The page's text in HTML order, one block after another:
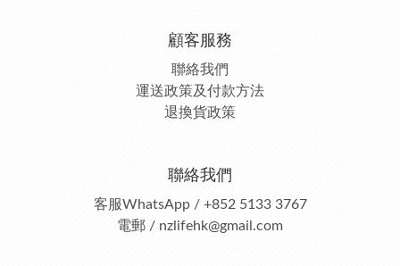
顧客服務
聯絡我們
運送政策及付款方法
退換貨政策
聯絡我們
客服WhatsApp / +852 5133 3767
電郵 / nzlifehk@gmail.com